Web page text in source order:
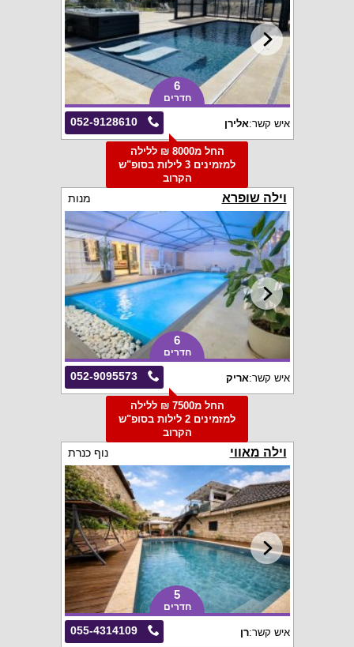
6
חדרים
052-9128610 איש קשר:אלירן
החל מ8000 ₪ ללילה
למזמינים 3 לילות בסופ"ש
הקרוב
וילה שופרא מנות
6
חדרים
052-9095573 איש קשר:אריק
החל מ7500 ₪ ללילה
למזמינים 2 לילות בסופ"ש
הקרוב
וילה מאווי נוף כנרת
5
חדרים
055-4314109 איש קשר:רן